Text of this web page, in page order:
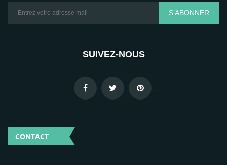
S’ABONNER
SUIVEZ-NOUS
.
CONTACT